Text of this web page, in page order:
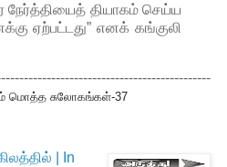
நேர்த்தியைத் தியாகம் செய்ய
ஏற்பட்டது” எனக் கங்குலி
மொத்த சுலோகங்கள்-37
| In